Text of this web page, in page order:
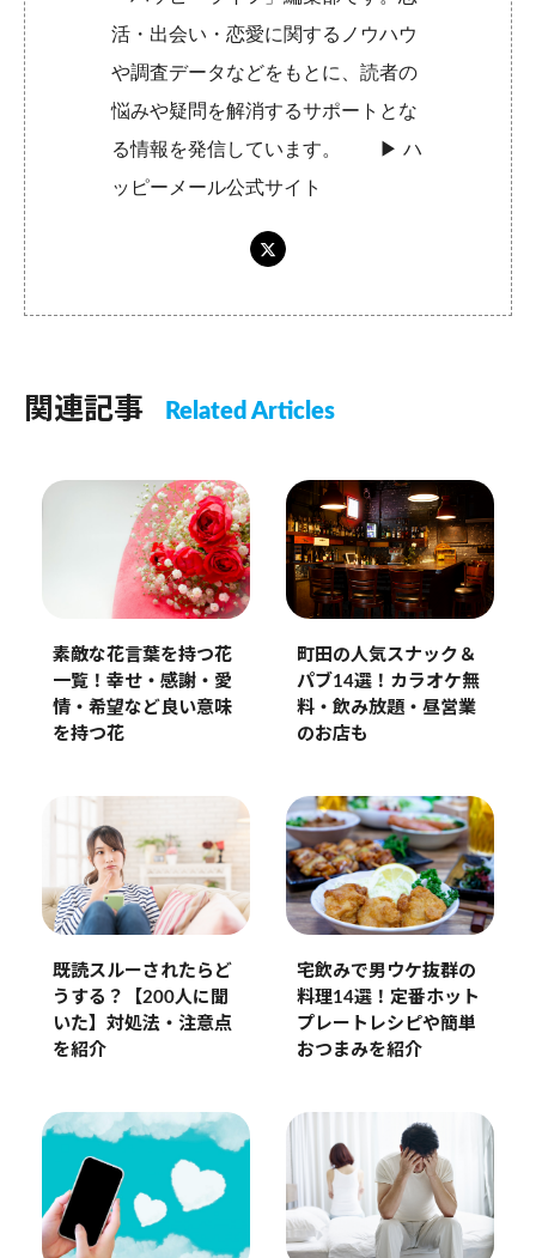
活・出会い・恋愛に関するノウハウ
や調査データなどをもとに、読者の
悩みや疑問を解消するサポートとな
る情報を発信しています。 ▶︎ハ
ッピーメール公式サイト
関連記事 Related Articles
素敵な花言葉を持つ花
一覧！幸せ・感謝・愛
情・希望など良い意味
を持つ花
町田の人気スナック＆
パブ14選！カラオケ無
料・飲み放題・昼営業
のお店も
既読スルーされたらど
うする？【200人に聞
いた】対処法・注意点
を紹介
宅飲みで男ウケ抜群の
料理14選！定番ホット
プレートレシピや簡単
おつまみを紹介